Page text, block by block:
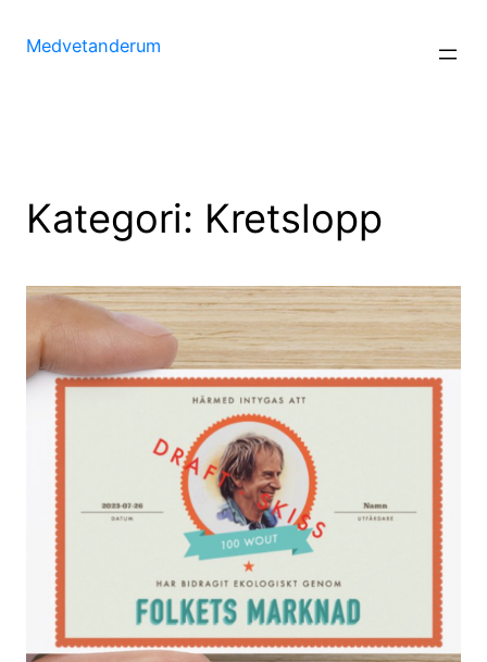
Medvetanderum
Kategori: Kretslopp